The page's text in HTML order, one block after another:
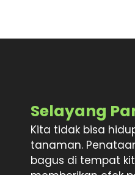
Selayang
Kita tidak bisa
tanaman.
bagus di tempat